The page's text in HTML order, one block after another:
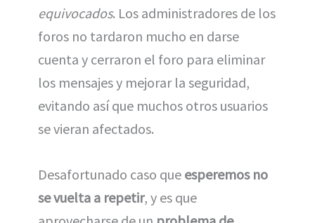
equivocados. Los administradores de los
foros no tardaron mucho en darse
cuenta y cerraron el foro para eliminar
los mensajes y mejorar la seguridad,
evitando así que muchos otros usuarios
se vieran afectados.
Desafortunado caso que esperemos no
se vuelta a repetir, y es que